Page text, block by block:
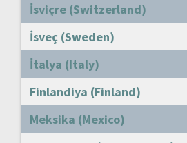
İsviçre (Switzerland)
İsveç (Sweden)
İtalya (Italy)
Finlandiya (Finland)
Meksika (Mexico)